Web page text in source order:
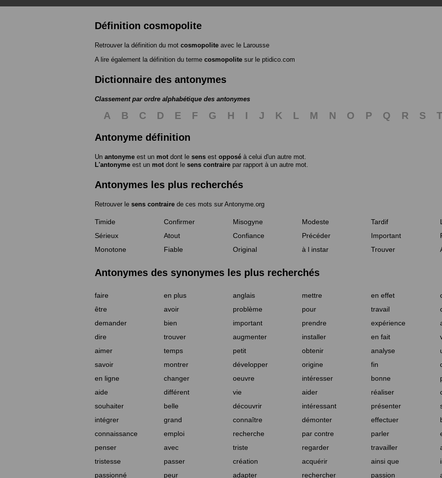
Définition cosmopolite
Retrouver la définition du mot cosmopolite avec le Larousse
A lire également la définition du terme cosmopolite sur le ptidico.com
Dictionnaire des antonymes
Classement par ordre alphabétique des antonymes
A B C D E F G H I J K L M N O P Q R S T
Antonyme définition
Un antonyme est un mot dont le sens est opposé à celui d'un autre mot.
L'antonyme est un mot dont le sens contraire par rapport à un autre mot.
Antonymes les plus recherchés
Retrouver le sens contraire de ces mots sur Antonyme.org
Timide Confirmer Misogyne Modeste Tardif
Sérieux
Atout Confiance Précéder Important
Monotone
Fiable Original à l instar Trouver
Antonymes des synonymes les plus recherchés
faire en plus anglais mettre en effet
être
avoir problème pour travail
demander
bien important prendre expérience
dire
trouver augmenter installer en fait
aimer
temps petit obtenir analyse
savoir
montrer développer origine fin
en ligne
changer oeuvre intéresser bonne
aide
différent vie aider réaliser
souhaiter
belle découvrir intéressant présenter
intégrer
grand connaître démonter effectuer
connaissance
emploi recherche par contre parler
penser
avec triste regarder travailler
tristesse
passer création acquérir ainsi que
passionné
peur adapter rechercher passion